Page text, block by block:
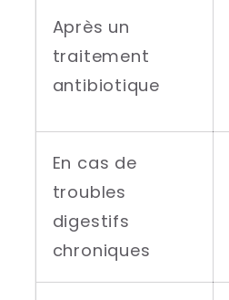
Après un
traitement
antibiotique
En cas de
troubles
digestifs
chroniques